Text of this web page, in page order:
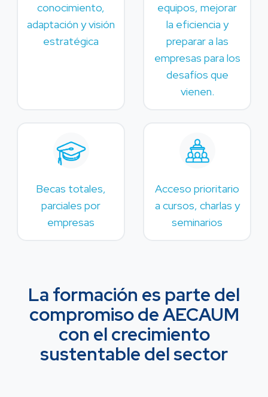
conocimiento,
adaptación y visión
estratégica
equipos, mejorar
la eficiencia y
preparar a las
empresas para los
desafíos que
vienen.
Becas totales,
parciales por
empresas
Acceso prioritario
a cursos, charlas y
seminarios
La formación es parte del
compromiso de AECAUM
con el crecimiento
sustentable del sector